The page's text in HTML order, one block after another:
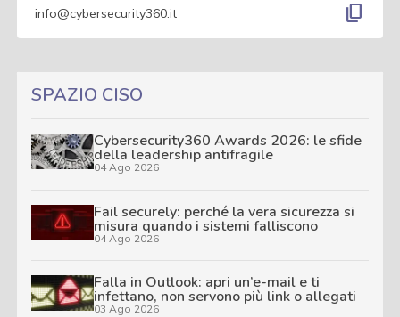
info@cybersecurity360.it content_copy
SPAZIO CISO
Cybersecurity360 Awards 2026: le sfide
della leadership antifragile
04 Ago 2026
Fail securely: perché la vera sicurezza si
misura quando i sistemi falliscono
04 Ago 2026
Falla in Outlook: apri un’e-mail e ti
infettano, non servono più link o allegati
03 Ago 2026